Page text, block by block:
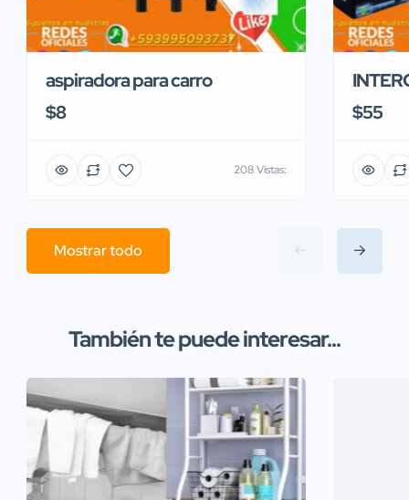
aspiradora para carro
$8
208 Vistas:
$55
Mostrar todo
También te puede interesar...